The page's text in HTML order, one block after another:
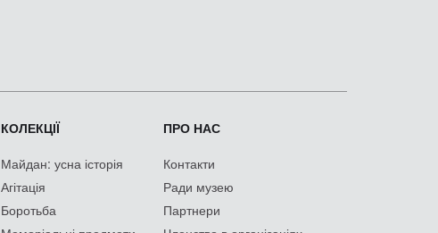
КОЛЕКЦІЇ
Майдан: усна історія
Агітація
Боротьба
ПРО НАС
Контакти
Ради музею
Партнери